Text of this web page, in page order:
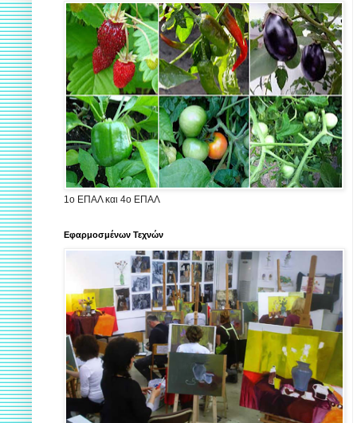
1ο ΕΠΑΛ και 4ο ΕΠΑΛ
Εφαρμοσμένων Τεχνών